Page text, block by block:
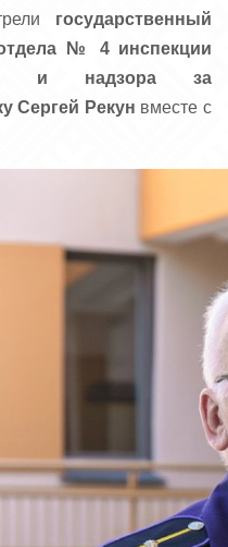
государственный
№ 4 инспекции
и надзора за
Сергей Рекун вместе с